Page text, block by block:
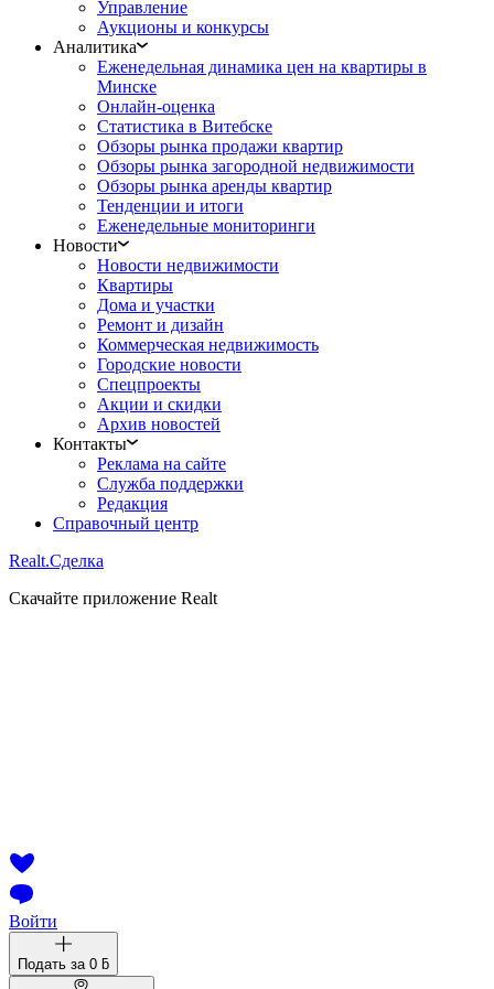
Управление
Аукционы и конкурсы
Аналитика
Еженедельная динамика цен на квартиры в
Минске
Онлайн-оценка
Статистика в Витебске
Обзоры рынка продажи квартир
Обзоры рынка загородной недвижимости
Обзоры рынка аренды квартир
Тенденции и итоги
Еженедельные мониторинги
Новости
Новости недвижимости
Квартиры
Дома и участки
Ремонт и дизайн
Коммерческая недвижимость
Городские новости
Спецпроекты
Акции и скидки
Архив новостей
Контакты
Реклама на сайте
Служба поддержки
Редакция
Справочный центр
Realt.Сделка
Скачайте приложение Realt
Войти
Подать за 0 ƃ